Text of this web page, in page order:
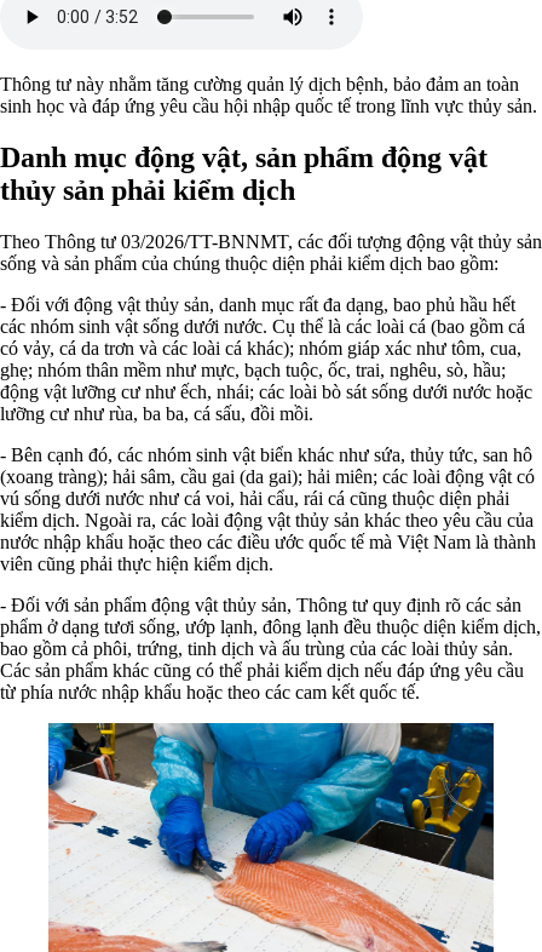
Thông tư này nhằm tăng cường quản lý dịch bệnh, bảo đảm an toàn
sinh học và đáp ứng yêu cầu hội nhập quốc tế trong lĩnh vực thủy sản.
Danh mục động vật, sản phẩm động vật
thủy sản phải kiểm dịch
Theo Thông tư 03/2026/TT-BNNMT, các đối tượng động vật thủy sản
sống và sản phẩm của chúng thuộc diện phải kiểm dịch bao gồm:
- Đối với động vật thủy sản, danh mục rất đa dạng, bao phủ hầu hết
các nhóm sinh vật sống dưới nước. Cụ thể là các loài cá (bao gồm cá
có vảy, cá da trơn và các loài cá khác); nhóm giáp xác như tôm, cua,
ghẹ; nhóm thân mềm như mực, bạch tuộc, ốc, trai, nghêu, sò, hầu;
động vật lưỡng cư như ếch, nhái; các loài bò sát sống dưới nước hoặc
lưỡng cư như rùa, ba ba, cá sấu, đồi mồi.
- Bên cạnh đó, các nhóm sinh vật biển khác như sứa, thủy tức, san hô
(xoang tràng); hải sâm, cầu gai (da gai); hải miên; các loài động vật có
vú sống dưới nước như cá voi, hải cẩu, rái cá cũng thuộc diện phải
kiểm dịch. Ngoài ra, các loài động vật thủy sản khác theo yêu cầu của
nước nhập khẩu hoặc theo các điều ước quốc tế mà Việt Nam là thành
viên cũng phải thực hiện kiểm dịch.
- Đối với sản phẩm động vật thủy sản, Thông tư quy định rõ các sản
phẩm ở dạng tươi sống, ướp lạnh, đông lạnh đều thuộc diện kiểm dịch,
bao gồm cả phôi, trứng, tinh dịch và ấu trùng của các loài thủy sản.
Các sản phẩm khác cũng có thể phải kiểm dịch nếu đáp ứng yêu cầu
từ phía nước nhập khẩu hoặc theo các cam kết quốc tế.